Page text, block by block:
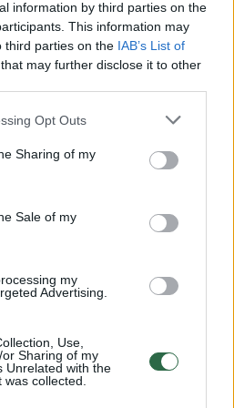
information by third parties on the
This information may
third parties on the IAB’s List of
that may further disclose it to other
Opt Outs
Sharing of my
Sale of my
my
Advertising.
Use,
Sharing of my
Unrelated with the
collected.
00:00:30
Vilniaus r.: dviejų moterų ir
00:00:57
karštas: temperatūra kils iki
įsirėžęs automobilis sužalojo